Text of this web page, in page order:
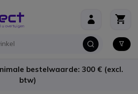
bestelwaarde: 300 € (excl.
btw)